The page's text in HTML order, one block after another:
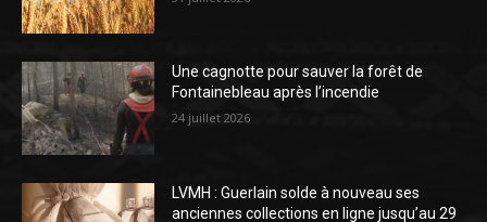
Une cagnotte pour sauver la forêt de
Fontainebleau après l’incendie
24 juillet 2026
LVMH : Guerlain solde à nouveau ses
anciennes collections en ligne jusqu’au 29